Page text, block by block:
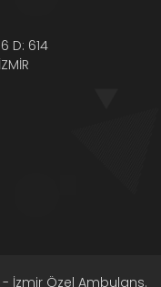
D: 614
İzmir Özel Ambulans.